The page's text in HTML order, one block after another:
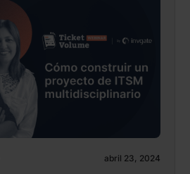
abril 23, 2024